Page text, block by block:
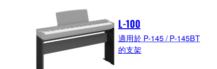
L-100
適用於 P-145 / P-145BT
的支架